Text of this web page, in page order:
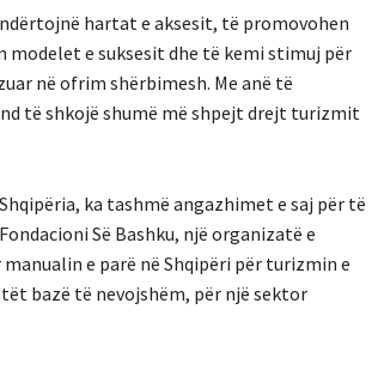
hartat e aksesit, të promovohen
e suksesit dhe të kemi stimuj për
në ofrim shërbimesh. Me anë të
të shkojë shumë më shpejt drejt turizmit
ka tashmë angazhimet e saj për të
Së Bashku, një organizatë e
e parë në Shqipëri për turizmin e
bazë të nevojshëm, për një sektor